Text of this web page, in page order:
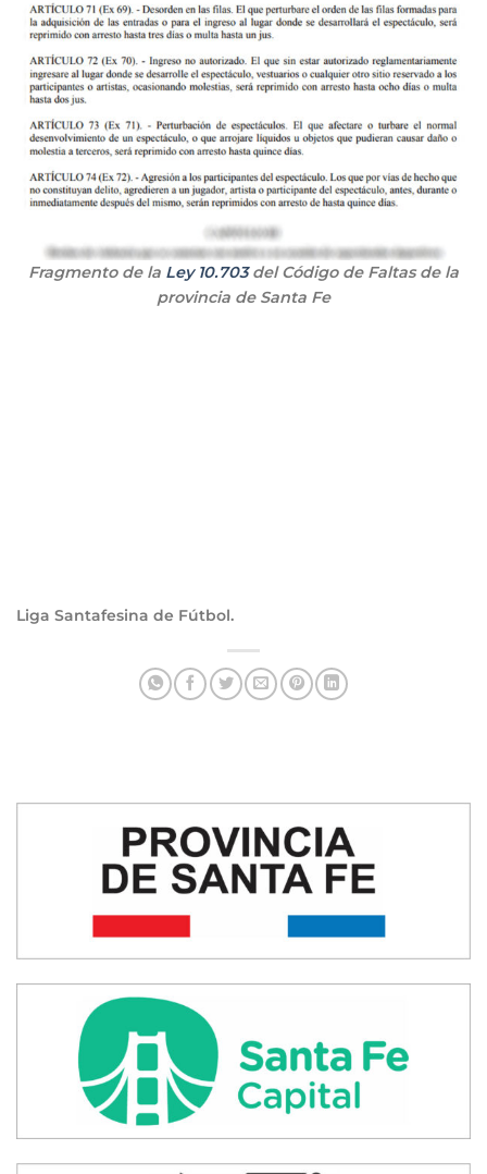
Fragmento de la Ley 10.703del Código de Faltas de la
provincia de Santa Fe
Liga Santafesina de Fútbol.